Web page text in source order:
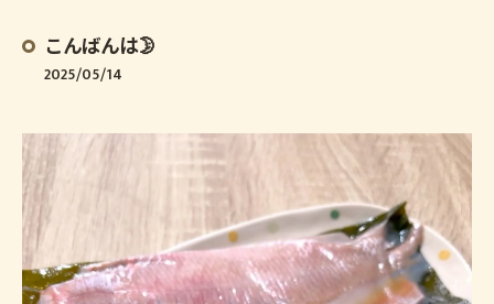
こんばんは🌛
2025/05/14